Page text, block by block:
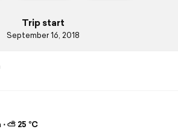
Trip start
September 16, 2018
⛅ 25 °C